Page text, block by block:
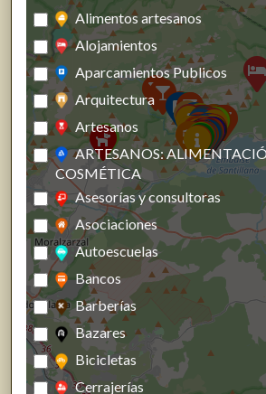
Alimentos artesanos
Alojamientos
Aparcamientos Publicos
Arquitectura
Artesanos
ARTESANOS:
COSMÉTICA
Asesorías y consultoras
Asociaciones
Autoescuelas
Bancos
Barberías
Bazares
Bicicletas
Cerrajerías